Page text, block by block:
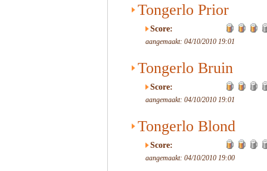
Tongerlo Prior
Score:
aangemaakt: 04/10/2010 19:01
Tongerlo Bruin
Score:
aangemaakt: 04/10/2010 19:01
Tongerlo Blond
Score:
aangemaakt: 04/10/2010 19:00